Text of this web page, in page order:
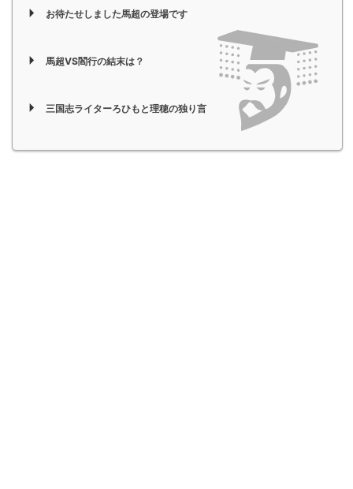
お待たせしました馬超の登場です
馬超VS閻行の結末は？
三国志ライターろひもと理穂の独り言